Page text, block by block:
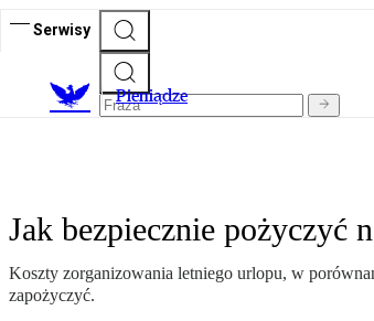
Serwisy
Pieniądze
Jak bezpiecznie pożyczyć
Koszty zorganizowania letniego urlopu, w
zapożyczyć.